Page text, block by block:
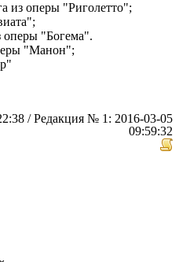
из оперы "Риголетто";
"Богема".
"Манон";
/ Редакция № 1: 2016-03-05
09:59:32